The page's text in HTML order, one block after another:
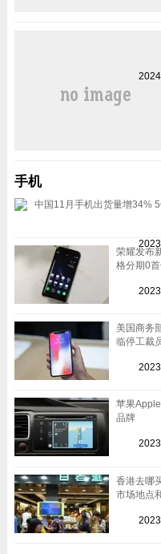
手机
中国11月手机出货量增34%
荣耀发布
格分期0
美国商务
临停工裁
苹果
品牌
香港去哪
市场地点